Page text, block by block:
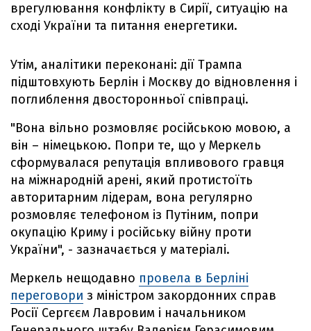
врегулювання конфлікту в Сирії, ситуацію на
сході України та питання енергетики.
Утім, аналітики переконані: дії Трампа
підштовхують Берлін і Москву до відновлення і
поглиблення двосторонньої співпраці.
"Вона вільно розмовляє російською мовою, а
він – німецькою. Попри те, що у Меркель
сформувалася репутація впливового гравця
на міжнародній арені, який протистоїть
авторитарним лідерам, вона регулярно
розмовляє телефоном із Путіним, попри
окупацію Криму і російську війну проти
України", - зазначається у матеріалі.
Меркель нещодавно провела в Берліні
переговори з міністром закордонних справ
Росії Сергєєм Лавровим і начальником